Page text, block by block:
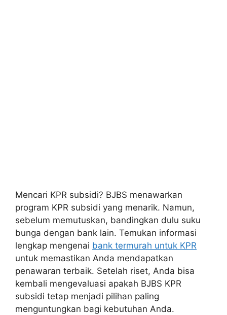
Mencari KPR subsidi? BJBS menawarkan
program KPR subsidi yang menarik. Namun,
sebelum memutuskan, bandingkan dulu suku
bunga dengan bank lain. Temukan informasi
lengkap mengenai bank termurah untuk KPR
untuk memastikan Anda mendapatkan
penawaran terbaik. Setelah riset, Anda bisa
kembali mengevaluasi apakah BJBS KPR
subsidi tetap menjadi pilihan paling
menguntungkan bagi kebutuhan Anda.